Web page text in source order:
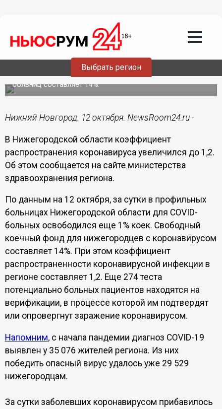
Выбрать регион
Коэффициент распространения
коронавируса среди нижегородцев
поднялся до 1,2
Свободный коечный фонд нижегородских COVID-
больниц составляет 14%.
Нижний Новгород. 12 октября. NewsRoom24.ru -
В Нижегородской области коэффициент
распространения коронавируса увеличился до 1,2.
Об этом сообщается на сайте министерства
здравоохранения региона.
По данным на 12 октября, за сутки в профильных
больницах Нижегородской области для COVID-
больных освободился еще 1% коек. Свободный
коечный фонд для нижегородцев с коронавирусом
составляет 14%. При этом коэффициент
распространенности коронавирусной инфекции в
регионе составляет 1,2. Еще 274 теста
потенциально больных пациентов находятся на
верификации, в процессе которой им подтвердят
или опровергнут заражение коронавирусом.
Напомним, с начала пандемии диагноз COVID-19
выявлен у 35 076 жителей региона. Из них
победить опасный вирус удалось уже 29 529
нижегородцам.
За сутки заболевших коронавирусом прибавилось